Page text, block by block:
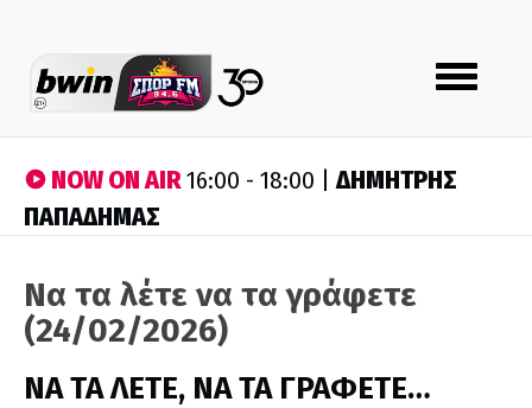
Toggle
navigation
NOW ON AIR16:00 - 18:00 |ΔΗΜΗΤΡΗΣ
ΠΑΠΑΔΗΜΑΣ
Να τα λέτε να τα γράφετε
(24/02/2026)
ΝΑ ΤΑ ΛΕΤΕ, ΝΑ ΤΑ ΓΡΑΦΕΤΕ…